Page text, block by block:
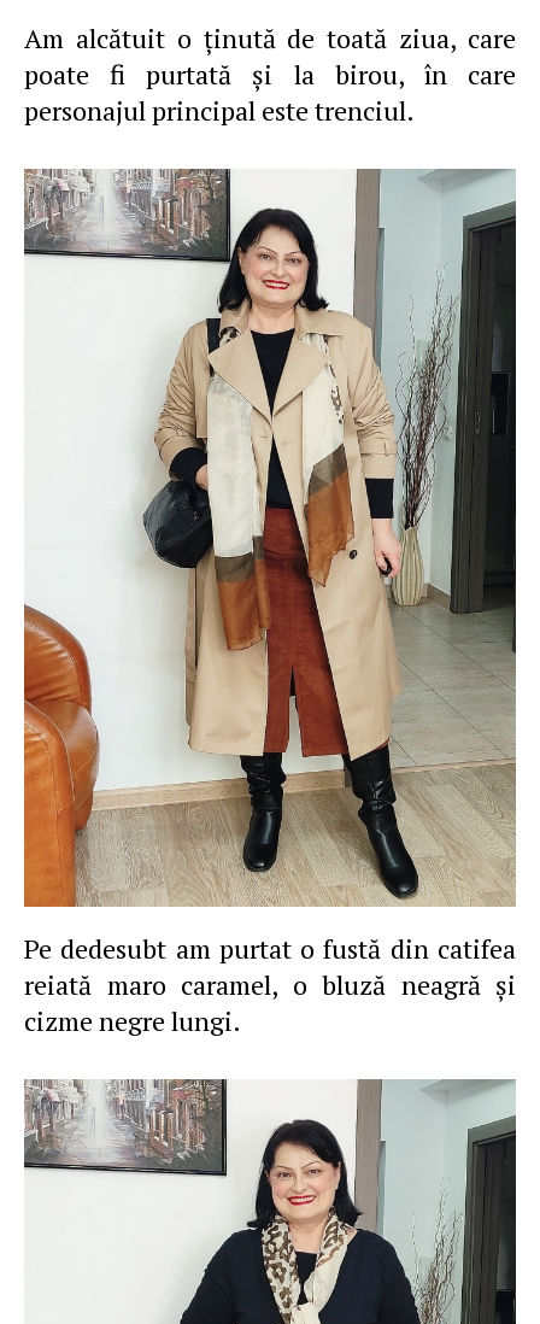
Am alcătuit o ţinută de toată ziua, care
poate fi purtată şi la birou, în care
personajul principal este trenciul.
Pe dedesubt am purtat o fustă din catifea
reiată maro caramel, o bluză neagră şi
cizme negre lungi.